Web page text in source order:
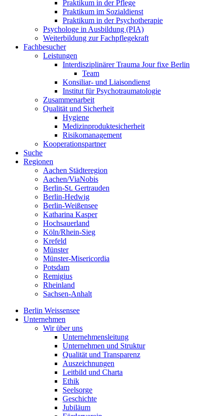
Praktikum in der Pflege
Praktikum im Sozialdienst
Praktikum in der Psychotherapie
Psychologe in Ausbildung (PIA)
Weiterbildung zur Fachpflegekraft
Fachbesucher
Leistungen
Interdisziplinärer Trauma Jour fixe Berlin
Team
Konsiliar- und Liaisondienst
Institut für Psychotraumatologie
Zusammenarbeit
Qualität und Sicherheit
Hygiene
Medizinproduktesicherheit
Risikomanagement
Kooperationspartner
Suche
Regionen
Aachen Städteregion
Aachen/ViaNobis
Berlin-St. Gertrauden
Berlin-Hedwig
Berlin-Weißensee
Katharina Kasper
Hochsauerland
Köln/Rhein-Sieg
Krefeld
Münster
Münster-Misericordia
Potsdam
Remigius
Rheinland
Sachsen-Anhalt
Berlin Weissensee
Unternehmen
Wir über uns
Unternehmensleitung
Unternehmen und Struktur
Qualität und Transparenz
Auszeichnungen
Leitbild und Charta
Ethik
Seelsorge
Geschichte
Jubiläum